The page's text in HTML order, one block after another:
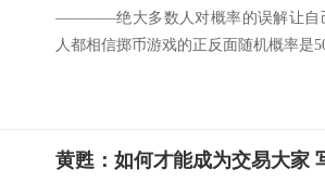
————绝大多数人对概率的误解让自
人都相信掷币游戏的正反面随机概率是